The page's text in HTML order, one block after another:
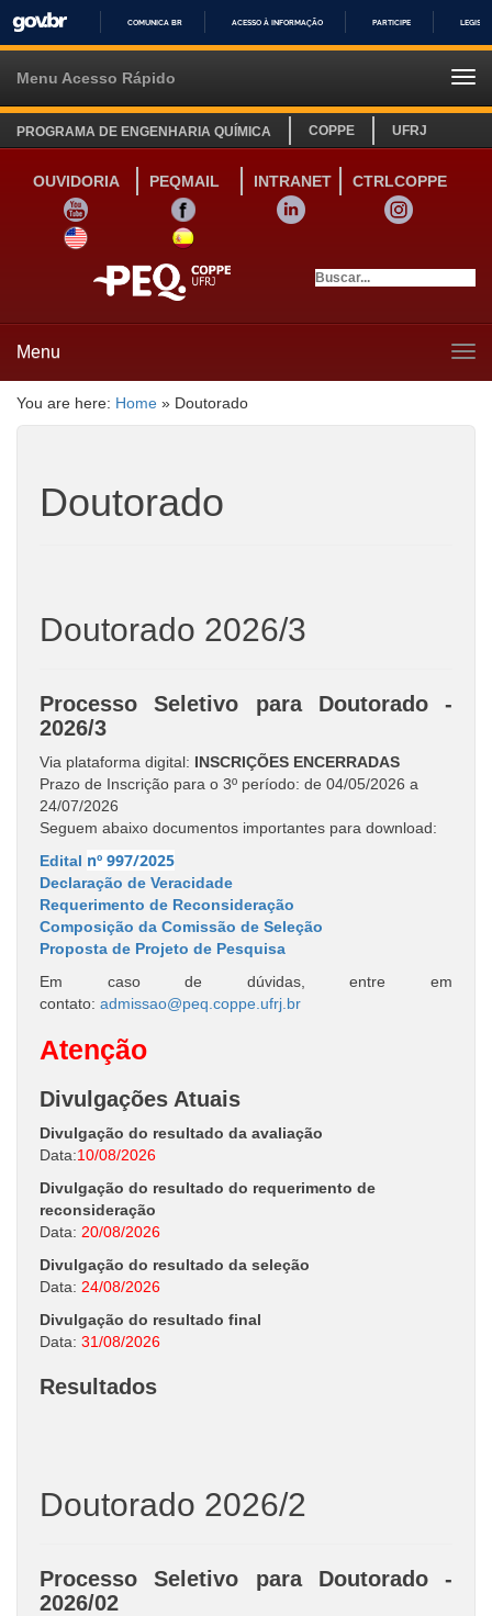
IR
COMUNICA BR ACESSO À INFORMAÇÃO PARTICIPE
Menu Acesso Rápido
PROGRAMA DE ENGENHARIA QUÍMICA COPPE UFRJ
OUVIDORIA PEQMAIL INTRANET
CTRLCOPPE
YOUTUBE
FACEBOOK LINKEDIN
INSTAGRAM
SITE INGLÊS
LINK SITE ESPANHOL
Menu
You are here: Home » Doutorado
Doutorado
Doutorado 2026/3
Processo Seletivo para Doutorado -
2026/3
Via plataforma digital: INSCRIÇÕES ENCERRADAS
Prazo de Inscrição para o 3º período: de 04/05/2026 a
24/07/2026
Seguem abaixo documentos importantes para download:
Edital nº 997/2025
Declaração de Veracidade
Requerimento de Reconsideração
Composição da Comissão de Seleção
Proposta de Projeto de Pesquisa
Em caso de dúvidas, entre em
contato: admissao@peq.coppe.ufrj.br
Atenção
Divulgações Atuais
Divulgação do resultado da avaliação
Data:10/08/2026
Divulgação do resultado do requerimento de
reconsideração
Data: 20/08/2026
Divulgação do resultado da seleção
Data: 24/08/2026
Divulgação do resultado final
Data: 31/08/2026
Resultados
Doutorado 2026/2
Processo Seletivo para Doutorado -
2026/02